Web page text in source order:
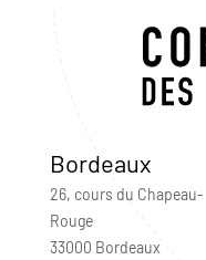
Bordeaux
26, cours du Chapeau-
Rouge
33000 Bordeaux